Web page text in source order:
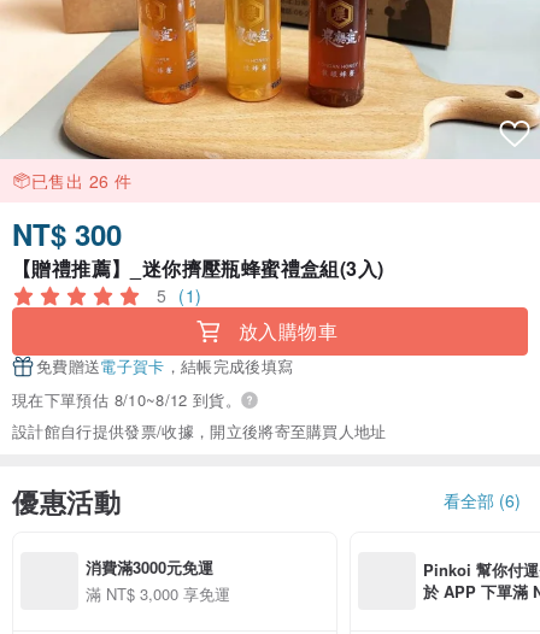
已售出 26 件
NT$ 300
【贈禮推薦】_迷你擠壓瓶蜂蜜禮盒組(3入)
5 (1)
放入購物車
免費贈送電子賀卡 ，結帳完成後填寫
現在下單預估 8/10~8/12 到貨。
設計館自行提供發票/收據，開立後將寄至購買人地址
優惠活動 看全部 (6)
消費滿3000元免運
滿 NT$ 3,000 享免運
Pinkoi 幫你付
於 APP 下單滿